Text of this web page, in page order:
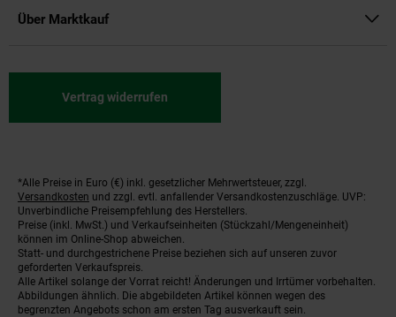
Über Marktkauf
Vertrag widerrufen
Fußnoten
*Alle Preise in Euro (€) inkl. gesetzlicher Mehrwertsteuer, zzgl.
Versandkosten und zzgl. evtl. anfallender Versandkostenzuschläge. UVP:
Unverbindliche Preisempfehlung des Herstellers.
Preise (inkl. MwSt.) und Verkaufseinheiten (Stückzahl/Mengeneinheit)
können im Online-Shop abweichen.
Statt- und durchgestrichene Preise beziehen sich auf unseren zuvor
geforderten Verkaufspreis.
Alle Artikel solange der Vorrat reicht! Änderungen und Irrtümer vorbehalten.
Abbildungen ähnlich. Die abgebildeten Artikel können wegen des
begrenzten Angebots schon am ersten Tag ausverkauft sein.